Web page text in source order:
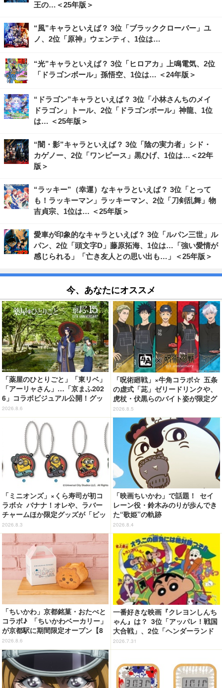
王の…＜25年版＞
“風”キャラといえば？ 3位「ブラッククローバー」ユ
ノ、2位「原神」ウェンティ、1位は…
“光”キャラといえば？ 3位「ヒロアカ」上鳴電気、2位
「ドラゴンボール」孫悟空、1位は… ＜24年版＞
“ドラゴン”キャラといえば？ 3位「小林さんちのメイ
ドラゴン」トール、2位「ドラゴンボール」神龍、1位
は… ＜25年版＞
“闇・影”キャラといえば？ 3位「陰の実力者」シド・
カゲノー、2位「ワンピース」黒ひげ、1位は…＜22年
版＞
“ラッキー”（幸運）なキャラといえば？ 3位「とって
も！ラッキーマン」ラッキーマン、2位「刀剣乱舞」物
吉貞宗、1位は… ＜25年版＞
愛車が印象的なキャラといえば？ 3位「ルパン三世」ル
パン、2位「頭文字D」藤原拓海、1位は…「強い愛情が
感じられる」「亡き友人との思い出も…」＜25年版＞
今、あなたにオススメ
「薬屋のひとりごと」「東リベ」
「アーリャさん」…「京まふ202
6」コラボビジュアル公開！グッ
ズなどの最新情報も
2026.8.6
「呪術廻戦」×牛角コラボ☆ 五条
の虚式「茈」ゼリードリンクや、
虎杖・伏黒らのバイト姿が限定グ
ッズに【8月26日～】
2026.8.5
「ミニオンズ」×くら寿司が初コ
ラボ☆ バナナ！オレや、ラバー
チャームほか限定グッズが「ビッ
くらポン！」に登場【8月7日～】
2026.8.3
「映画ちいかわ」で話題！ セイ
レーン役・鈴木みのりが歩んでき
た“歌姫”の軌跡
2026.8.4
「ちいかわ」京都銘菓・おたべと
コラボ♪ 「ちいかわベーカリー」
が京都駅に期間限定オープン【8
月13日～】
2026.8.6
一番好きな映画『クレヨンしんち
ゃん』は？ 3位「アッパレ！戦国
大合戦」、2位「ヘンダーランド
の大冒険」、1位は…？【『映画
クレヨンしんちゃん 奇々怪々！
念】
2026.7.31